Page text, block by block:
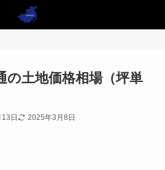
の土地価格相場（坪単
日 2025年3月8日